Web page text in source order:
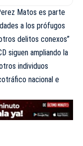
Matos es parte
a los prófugos
delitos conexos”
siguen ampliando la
individuos
nacional e